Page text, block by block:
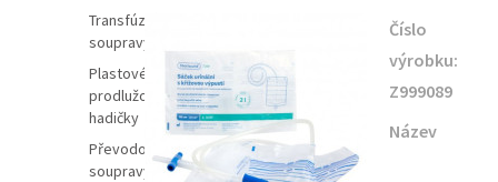
Transfúzní
soupravy
Plastové
prodlužovací
hadičky
Převodové
soupravy
Číslo
výrobku:
Z999089
Název